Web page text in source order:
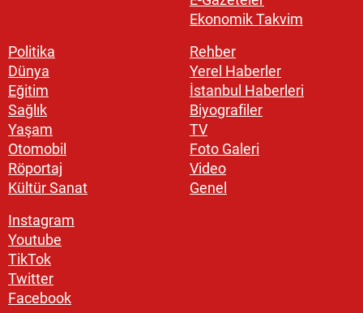
Ekonomik Takvim
Politika
Dünya
Eğitim
Sağlık
Yaşam
Otomobil
Röportaj
Kültür Sanat
Rehber
Yerel Haberler
İstanbul Haberleri
Biyografiler
TV
Foto Galeri
Video
Genel
Instagram
Youtube
TikTok
Twitter
Facebook